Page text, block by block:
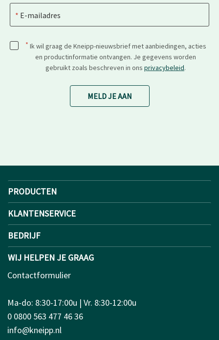
E-mailadres
* Ik wil graag de Kneipp-nieuwsbrief met aanbiedingen, acties
en productinformatie ontvangen. Je gegevens worden
gebruikt zoals beschreven in ons privacybeleid.
MELD JE AAN
PRODUCTEN
KLANTENSERVICE
BEDRIJF
WIJ HELPEN JE GRAAG
Contactformulier
Ma-do: 8:30-17:00u | Vr. 8:30-12:00u
0 0800 563 477 46 36
info@kneipp.nl